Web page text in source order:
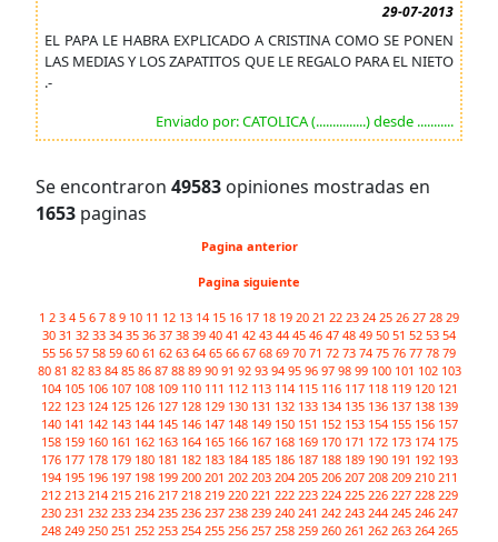
29-07-2013
EL PAPA LE HABRA EXPLICADO A CRISTINA COMO SE PONEN
LAS MEDIAS Y LOS ZAPATITOS QUE LE REGALO PARA EL NIETO
.-
Enviado por: CATOLICA (...............) desde ...........
Se encontraron 49583 opiniones mostradas en
1653 paginas
Pagina anterior
Pagina siguiente
1 2 3 4 5 6 7 8 9 10 11 12 13 14 15 16 17 18 19 20 21 22 23 24 25 26 27 28 29
30 31 32 33 34 35 36 37 38 39 40 41 42 43 44 45 46 47 48 49 50 51 52 53 54
55 56 57 58 59 60 61 62 63 64 65 66 67 68 69 70 71 72 73 74 75 76 77 78 79
80 81 82 83 84 85 86 87 88 89 90 91 92 93 94 95 96 97 98 99 100 101 102 103
104 105 106 107 108 109 110 111 112 113 114 115 116 117 118 119 120 121
122 123 124 125 126 127 128 129 130 131 132 133 134 135 136 137 138 139
140 141 142 143 144 145 146 147 148 149 150 151 152 153 154 155 156 157
158 159 160 161 162 163 164 165 166 167 168 169 170 171 172 173 174 175
176 177 178 179 180 181 182 183 184 185 186 187 188 189 190 191 192 193
194 195 196 197 198 199 200 201 202 203 204 205 206 207 208 209 210 211
212 213 214 215 216 217 218 219 220 221 222 223 224 225 226 227 228 229
230 231 232 233 234 235 236 237 238 239 240 241 242 243 244 245 246 247
248 249 250 251 252 253 254 255 256 257 258 259 260 261 262 263 264 265